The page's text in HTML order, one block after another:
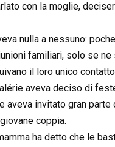
con la moglie,
nulla a nessuno:
familiari, solo se ne
il loro unico
aveva deciso di
aveva invitato gran parte
coppia.
ha detto che le